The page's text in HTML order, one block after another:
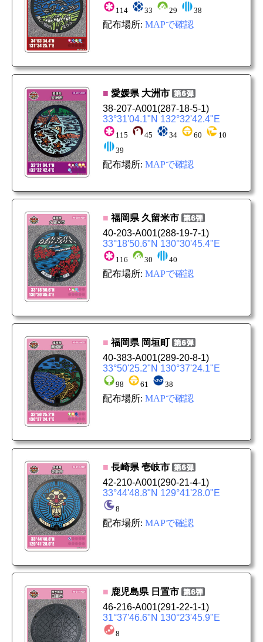
114 33 29 38
配布場所: MAPで確認
■ 愛媛県 大洲市
38-207-A001(287-18-5-1)
33°31'04.1"N 132°32'42.4"E
115 45 34 60
10
39
配布場所: MAPで確認
■ 福岡県 久留米市
40-203-A001(288-19-7-1)
33°18'50.6"N 130°30'45.4"E
116 30 40
配布場所: MAPで確認
■ 福岡県 岡垣町
40-383-A001(289-20-8-1)
33°50'25.2"N 130°37'24.1"E
98 61 38
配布場所: MAPで確認
■ 長崎県 壱岐市
42-210-A001(290-21-4-1)
33°44'48.8"N 129°41'28.0"E
8
配布場所: MAPで確認
■ 鹿児島県 日置市
46-216-A001(291-22-1-1)
31°37'46.6"N 130°23'45.9"E
8